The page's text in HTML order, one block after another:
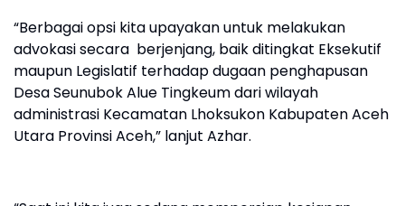
“Berbagai opsi kita upayakan untuk melakukan
advokasi secara berjenjang, baik ditingkat Eksekutif
maupun Legislatif terhadap dugaan penghapusan
Desa Seunubok Alue Tingkeum dari wilayah
administrasi Kecamatan Lhoksukon Kabupaten Aceh
Utara Provinsi Aceh,” lanjut Azhar.